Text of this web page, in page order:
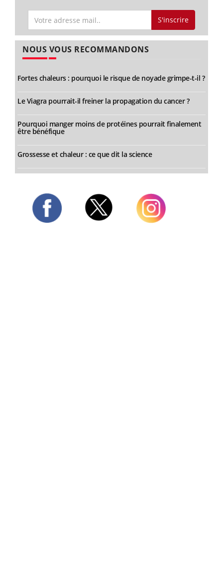
S'inscrire
NOUS VOUS RECOMMANDONS
Fortes chaleurs : pourquoi le risque de noyade grimpe-t-il ?
Le Viagra pourrait-il freiner la propagation du cancer ?
Pourquoi manger moins de protéines pourrait finalement
être bénéfique
Grossesse et chaleur : ce que dit la science